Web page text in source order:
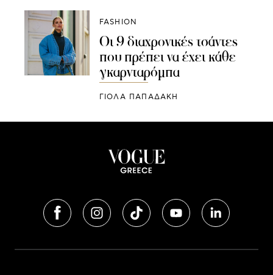
FASHION
Οι 9 διαχρονικές τσάντες
που πρέπει να έχει κάθε
γκαρνταρόμπα
ΓΙΌΛΑ ΠΑΠΑΔΆΚΗ